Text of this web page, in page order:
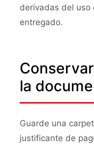
derivadas del uso
entregado.
la
Guarde una
justificante de